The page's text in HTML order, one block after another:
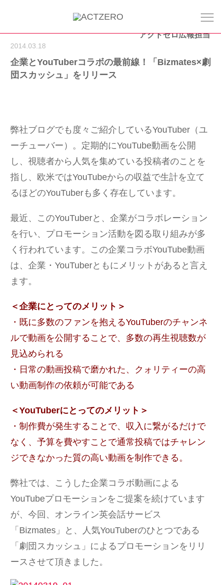
アクトゼロ広報担当
2014.03.18
企業とYouTuberコラボの最前線！「Bizmates×劇
団スカッシュ」をリリース
弊社ブログでも度々ご紹介しているYouTuber（ユ
ーチューバー）。定期的にYouTube動画を公開
し、視聴者から人気を集めている投稿者のことを
指し、欧米ではYouTubeからの収益で生計を立て
るほどのYouTuberも多く存在しています。
最近、このYouTuberと、企業がコラボレーション
を行い、プロモーション活動を図る取り組みが多
く行われています。この企業コラボYouTube動画
は、企業・YouTuberともにメリットがあると言え
ます。
＜企業にとってのメリット＞
・既に多数のファンを抱えるYouTuberのチャンネ
ルで動画を公開することで、多数の再生視聴数が
見込められる
・日常の動画投稿で磨かれた、クォリティーの高
い動画制作の依頼が可能である
＜YouTuberにとってのメリット＞
・制作費が発生することで、収入に繋がるだけで
なく、予算を費やすことで通常投稿ではチャレン
ジできなかった質の高い動画を制作できる。
弊社では、こうした企業コラボ動画による
YouTubeプロモーションをご提案を続けています
が、今回、オンライン英会話サービス
「Bizmates」と、人気YouTuberのひとつである
「劇団スカッシュ」によるプロモーションをリリ
ースさせて頂きました。